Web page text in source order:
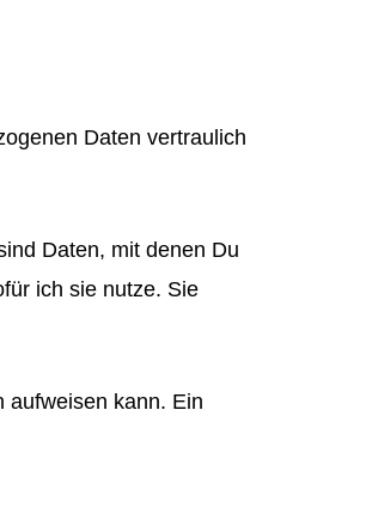
Daten vertraulich
Daten, mit denen Du
ich sie nutze. Sie
aufweisen kann. Ein